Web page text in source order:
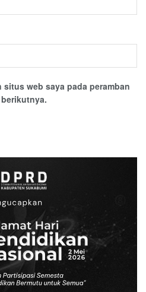
situs web saya pada peramban